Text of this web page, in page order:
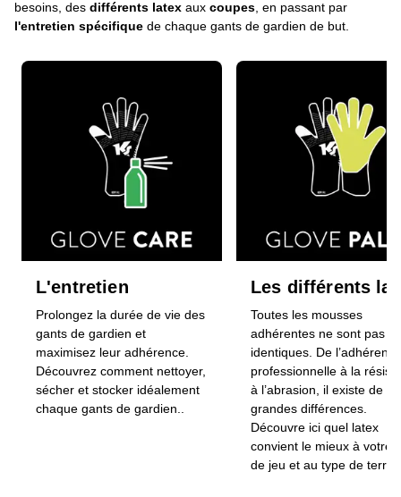
besoins, des différents latex aux coupes , en passant par
l'entretien spécifique de chaque gants de gardien de but.
L'entretien
Prolongez la durée de vie des
gants de gardien et
maximisez leur adhérence.
Découvrez comment nettoyer,
sécher et stocker idéalement
chaque gants de gardien..
Les différents
Toutes les mousses
adhérentes ne sont pas
identiques. De l’adhérence
professionnelle à la
à l’abrasion, il existe de
grandes différences.
Découvre ici quel latex
convient le mieux à votre
de jeu et au type de